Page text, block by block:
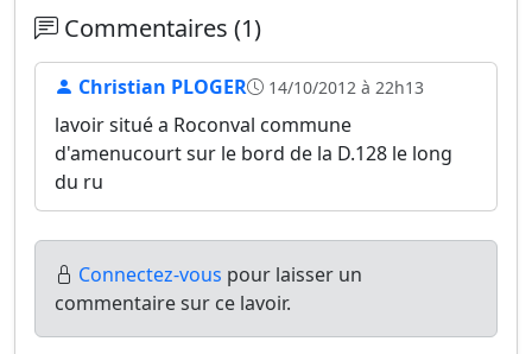
Commentaires (1)
Christian PLOGER 14/10/2012 à 22h13
lavoir situé a Roconval commune
d'amenucourt sur le bord de la D.128 le long
du ru
Connectez-vous pour laisser un
commentaire sur ce lavoir.